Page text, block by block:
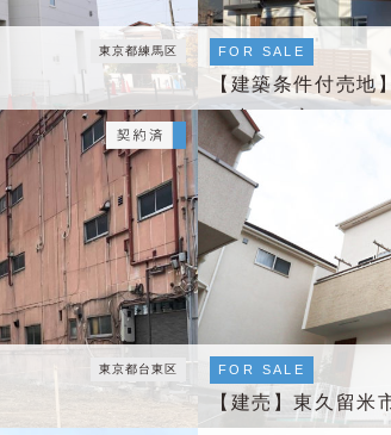
東京都練馬区 FOR SALE
【建築条件付売
と建てる家」Vol.1
東京都台東区 FOR SALE
【建売】東久留米